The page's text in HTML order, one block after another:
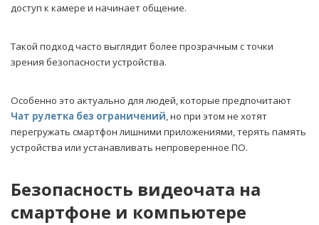
доступ к камере и начинает общение.
Такой подход часто выглядит более прозрачным с точки
зрения безопасности устройства.
Особенно это актуально для людей, которые предпочитают
Чат рулетка без ограничений, но при этом не хотят
перегружать смартфон лишними приложениями, терять память
устройства или устанавливать непроверенное ПО.
Безопасность видеочата на
смартфоне и компьютере